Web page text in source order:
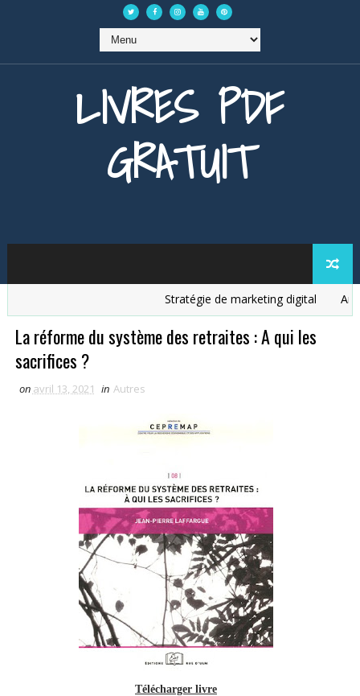
LIVRES PDF
GRATUIT
Stratégie de marketing digital
La réforme du système des retraites : A qui les
sacrifices ?
on avril 13, 2021 in Autres
Télécharger livre